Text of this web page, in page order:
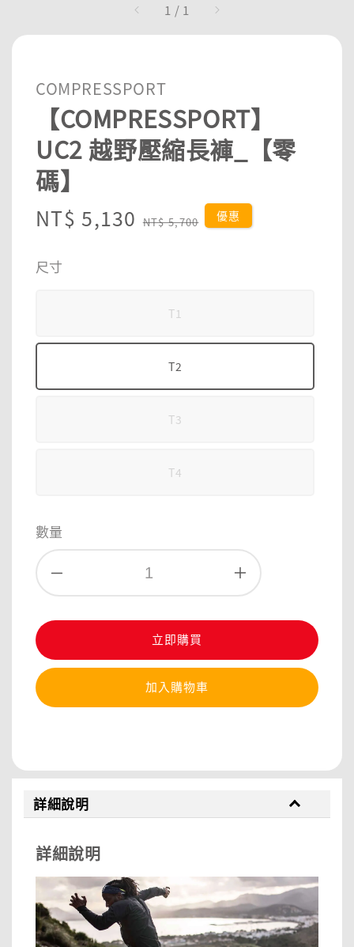
1 / 1
COMPRESSPORT
【COMPRESSPORT】
UC2 越野壓縮長褲_【零
碼】
Sale
NT$ 5,130 Regular
NT$ 5,700 優惠
尺寸
T1
T2
T3
T4
數量
立即購買
加入購物車
詳細說明
詳細說明